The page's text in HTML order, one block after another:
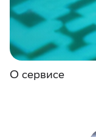
О сервисе